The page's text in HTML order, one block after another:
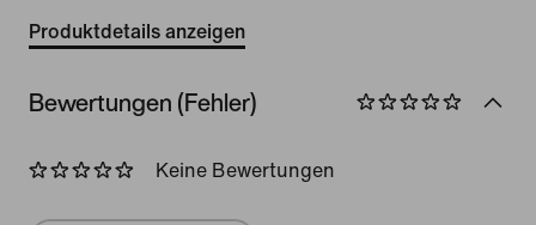
Produktdetails anzeigen
Bewertungen (Fehler)
Keine Bewertungen